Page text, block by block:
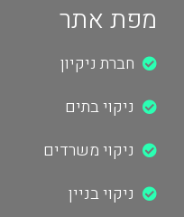
מפת אתר
חברת ניקיון
ניקוי בתים
ניקוי משרדים
ניקוי בניין